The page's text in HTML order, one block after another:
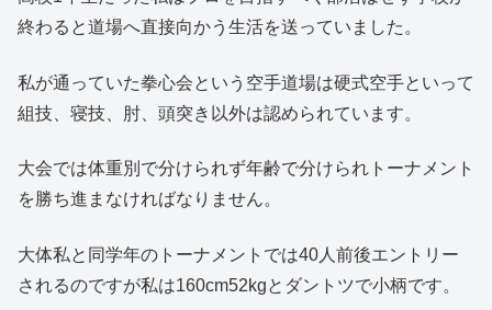
終わると道場へ直接向かう生活を送っていました。
私が通っていた拳心会という空手道場は硬式空手といって
組技、寝技、肘、頭突き以外は認められています。
大会では体重別で分けられず年齢で分けられトーナメント
を勝ち進まなければなりません。
大体私と同学年のトーナメントでは40人前後エントリー
されるのですが私は160cm52kgとダントツで小柄です。